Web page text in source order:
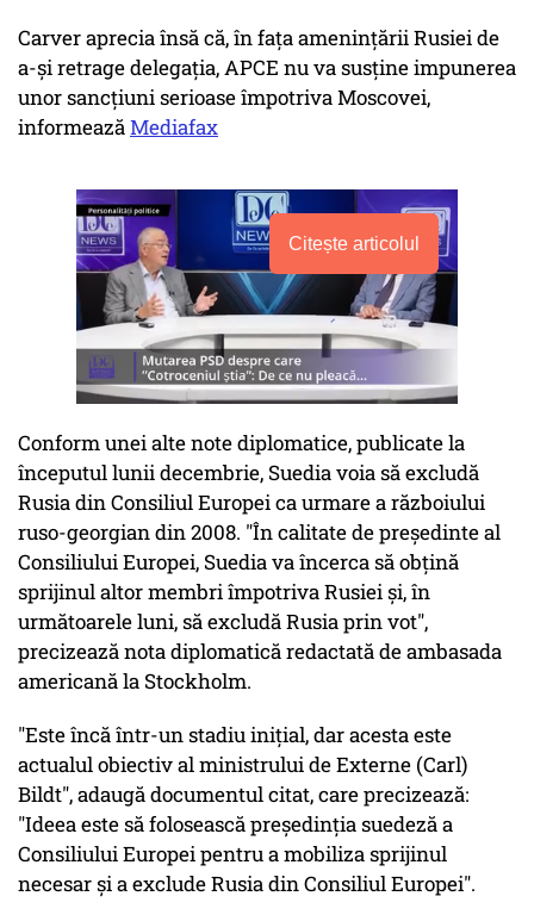
Carver aprecia însă că, în faţa ameninţării Rusiei de
a-şi retrage delegaţia, APCE nu va susţine impunerea
unor sancţiuni serioase împotriva Moscovei,
informeazăMediafax
Citește articolul
Conform unei alte note diplomatice, publicate la
începutul lunii decembrie, Suedia voia să excludă
Rusia din Consiliul Europei ca urmare a războiului
ruso-georgian din 2008. "În calitate de preşedinte al
Consiliului Europei, Suedia va încerca să obţină
sprijinul altor membri împotriva Rusiei şi, în
următoarele luni, să excludă Rusia prin vot",
precizează nota diplomatică redactată de ambasada
americană la Stockholm.
"Este încă într-un stadiu iniţial, dar acesta este
actualul obiectiv al ministrului de Externe (Carl)
Bildt", adaugă documentul citat, care precizează:
"Ideea este să folosească preşedinţia suedeză a
Consiliului Europei pentru a mobiliza sprijinul
necesar şi a exclude Rusia din Consiliul Europei".